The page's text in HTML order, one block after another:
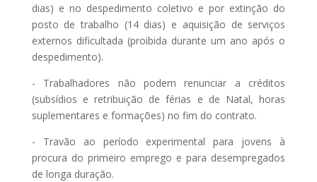
dias) e no despedimento coletivo e por extinção do
posto de trabalho (14 dias) e aquisição de serviços
externos dificultada (proibida durante um ano após o
despedimento).
- Trabalhadores não podem renunciar a créditos
(subsídios e retribuição de férias e de Natal, horas
suplementares e formações) no fim do contrato.
- Travão ao período experimental para jovens à
procura do primeiro emprego e para desempregados
de longa duração.